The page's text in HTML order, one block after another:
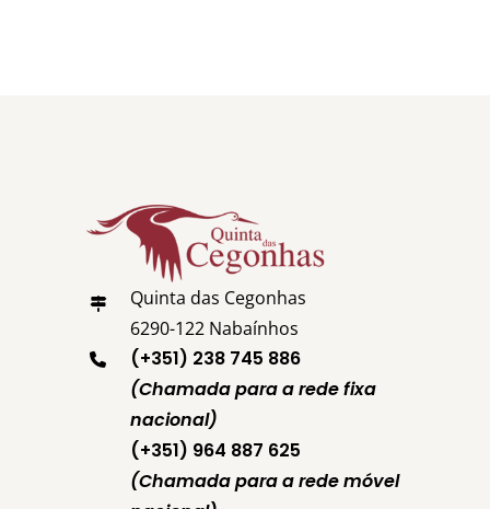
Quinta das Cegonhas
6290-122 Nabaínhos
(+351) 238 745 886
(Chamada para a rede fixa
nacional)
(+351) 964 887 625
(Chamada para a rede móvel